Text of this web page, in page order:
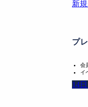
新
プ
会
イ
14